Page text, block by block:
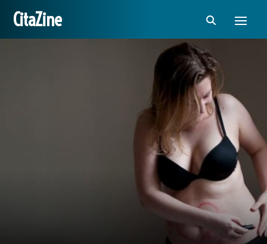
CitaZine